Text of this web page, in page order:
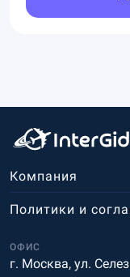
Компания
ОФИС
г. Москва, ул.
Политики и